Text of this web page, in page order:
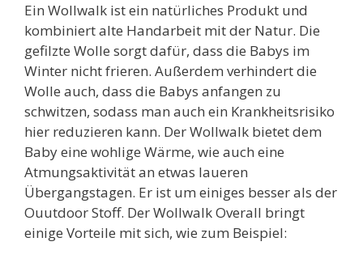
Ein Wollwalk ist ein natürliches Produkt und
kombiniert alte Handarbeit mit der Natur. Die
gefilzte Wolle sorgt dafür, dass die Babys im
Winter nicht frieren. Außerdem verhindert die
Wolle auch, dass die Babys anfangen zu
schwitzen, sodass man auch ein Krankheitsrisiko
hier reduzieren kann. Der Wollwalk bietet dem
Baby eine wohlige Wärme, wie auch eine
Atmungsaktivität an etwas laueren
Übergangstagen. Er ist um einiges besser als der
Ouutdoor Stoff. Der Wollwalk Overall bringt
einige Vorteile mit sich, wie zum Beispiel: